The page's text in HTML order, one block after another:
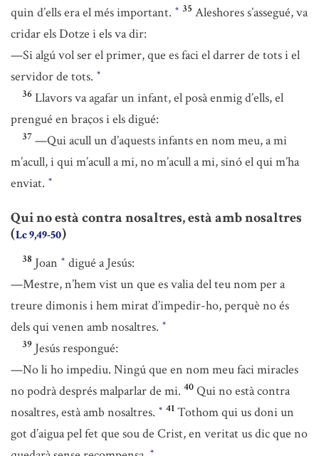
quin d’ells era el més important. * 35 Aleshores s’assegué, va
cridar els Dotze i els va dir:
—Si algú vol ser el primer, que es faci el darrer de tots i el
servidor de tots. *
36 Llavors va agafar un infant, el posà enmig d’ells, el
prengué en braços i els digué:
37 —Qui acull un d’aquests infants en nom meu, a mi
m’acull, i qui m’acull a mi, no m’acull a mi, sinó el qui m’ha
enviat. *
Qui no està contra nosaltres, està amb nosaltres
(Lc 9,49-50)
38 Joan * digué a Jesús:
—Mestre, n’hem vist un que es valia del teu nom per a
treure dimonis i hem mirat d’impedir-ho, perquè no és
dels qui venen amb nosaltres. *
39 Jesús respongué:
—No li ho impediu. Ningú que en nom meu faci miracles
no podrà després malparlar de mi. 40 Qui no està contra
nosaltres, està amb nosaltres. * 41 Tothom qui us doni un
got d’aigua pel fet que sou de Crist, en veritat us dic que no
*